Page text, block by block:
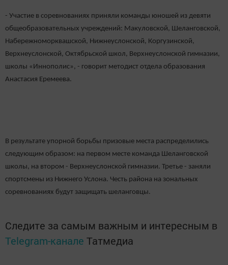
- Участие в соревнованиях приняли команды юношей из девяти
общеобразовательных учреждений: Макуловской, Шеланговской,
Набережноморквашской, Нижнеуслонской, Коргузинской,
Верхнеуслонской, Октябрьской школ, Верхнеуслонской гимназии,
школы «Иннополис», - говорит методист отдела образования
Анастасия Еремеева.
В результате упорной борьбы призовые места распределились
следующим образом: на первом месте команда Шеланговской
школы, на втором - Верхнеуслонской гимназии. Третье - заняли
спортсмены из Нижнего Услона. Честь района на зональных
соревнованиях будут защищать шеланговцы.
Следите за самым важным и интересным в
Telegram-канале Татмедиа